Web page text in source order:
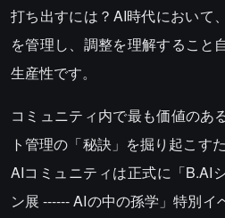
打ち出すには？AI時代において
を管理し、調整を理解すること
生産性です。
コミュニティ内で最も価値のあ
ト管理の「秘訣」を掘り起こす
AIコミュニティは正式に「B.AI
ン展 ------ AIの中の孫学」特別